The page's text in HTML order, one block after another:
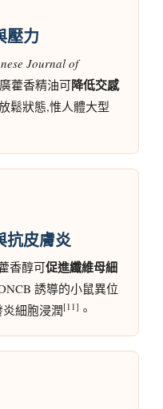
壓力
Journal of
藿香精油可降低交感
鬆狀態,惟人體大型
抗皮膚炎
香醇可促進纖維母細
誘導的小鼠異位
細胞浸潤[11] 。